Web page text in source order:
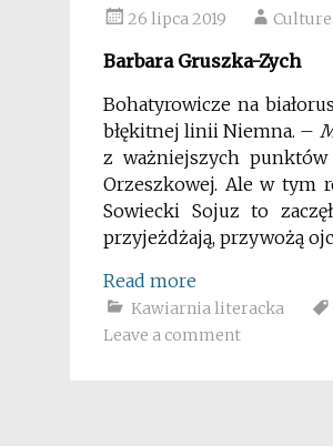
26 lipca 2019 Culture
Barbara Gruszka-Zych
Bohatyrowicze na
błękitnej linii Niemna. –
z ważniejszych
Orzeszkowej. Ale w tym
Sowiecki Sojuz to
przyjeżdżają, przywożą
Read more
Kawiarnia literacka
Leave a comment